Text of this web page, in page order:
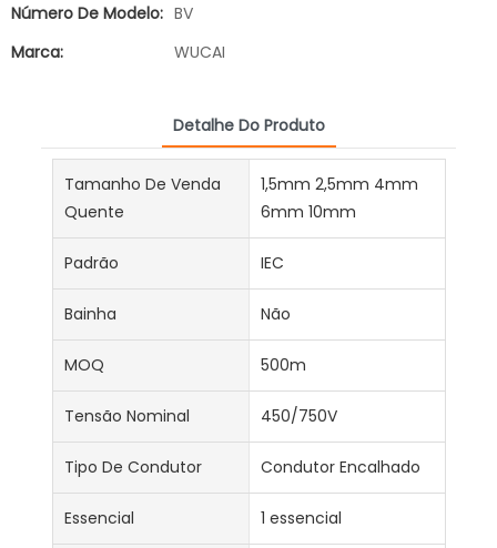
Número De Modelo: BV
Marca:
WUCAI
Detalhe Do Produto
Tamanho De Venda
Quente
1,5mm 2,5mm 4mm
6mm 10mm
Padrão IEC
Bainha Não
MOQ 500m
Tensão Nominal 450/750V
Tipo De Condutor Condutor Encalhado
Essencial 1 essencial